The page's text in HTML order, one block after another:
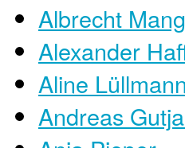
Albrecht
Alexander
Aline Lüllmann
Andreas